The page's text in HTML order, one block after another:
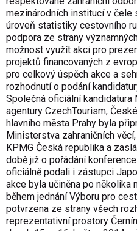
mezinárodních institucí v čele
úroveň statistiky cestovního
podpora ze strany
možnost využít akci pro
projektů financovaných z
pro celkový úspěch akce a
rozhodnutí o podání
Společná oficiální
agentury CzechTourism,
hlavního města Prahy byla
Ministerstva zahraničních
KPMG Česká republika a
době již o pořádání
oficiálně podali i zástupci
akce byla učiněna po několika
během jednání Výboru pro
potvrzena ze strany všech
reprezentativní prostory